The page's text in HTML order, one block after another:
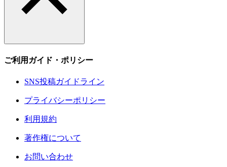
ご利用ガイド・ポリシー
SNS投稿ガイドライン
プライバシーポリシー
利用規約
著作権について
お問い合わせ